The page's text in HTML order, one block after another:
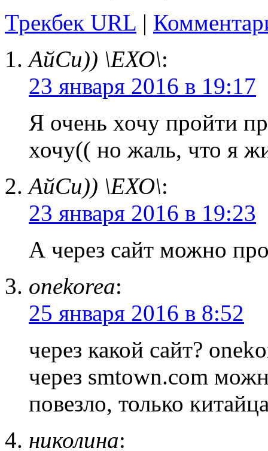
Трекбек URL |
АйСи)) \ЕХО\:
23 января 2016 в 19:17
Я очень хочу пройти
хочу(( но жаль, что
АйСи)) \ЕХО\:
23 января 2016 в 19:23
А через сайт можно
onekorea:
25 января 2016 в 8:52
через какой сайт?
через smtown.com
повезло, только
николина: